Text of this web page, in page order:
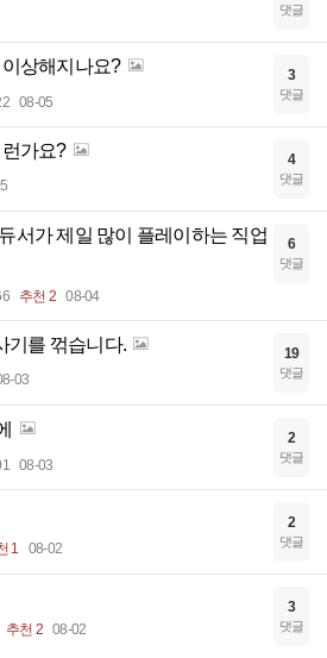
댓글
상해지나요?
08-05
3
댓글
가요? 4
댓글
서가 제일 많이 플레이하는 직업
추천 2 08-04
6
댓글
기를 꺾습니다.
03
19
댓글
08-03
2
댓글
1 08-02
2
댓글
추천 2 08-02
3
댓글